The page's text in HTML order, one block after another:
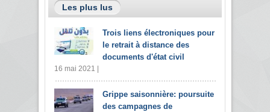
Les plus lus
Trois liens électroniques pour
le retrait à distance des
documents d'état civil
16 mai 2021 |
Grippe saisonnière: poursuite
des campagnes de